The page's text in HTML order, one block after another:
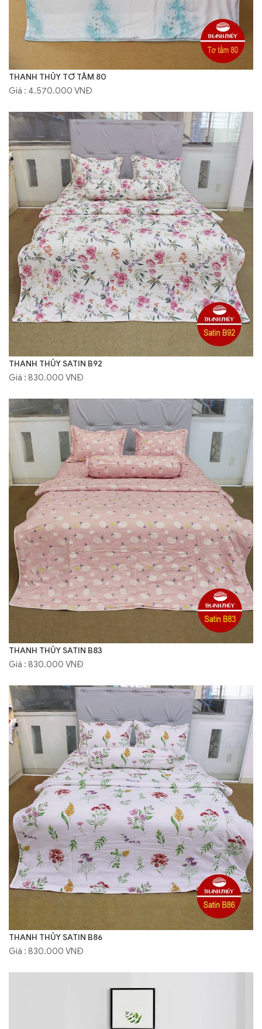
THANH THỦY TƠ TẰM 80
Giá : 4.570.000 VNĐ
THANH THỦY SATIN B92
Giá : 830.000 VNĐ
THANH THỦY SATIN B83
Giá : 830.000 VNĐ
THANH THỦY SATIN B86
Giá : 830.000 VNĐ